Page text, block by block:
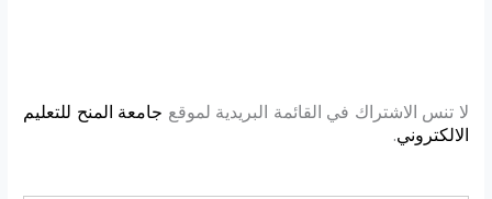
لا تنس الاشتراك في القائمة البريدية لموقع جامعة المنح للتعليم
الالكتروني.